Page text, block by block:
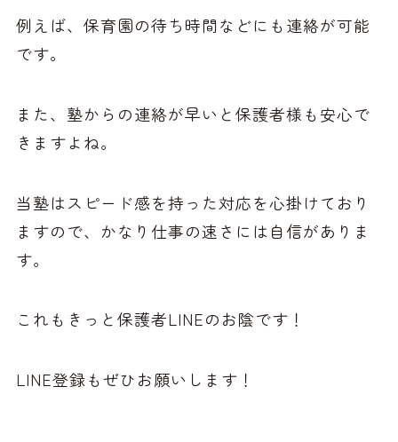
例えば、保育園の待ち時間などにも連絡が可能
です。
また、塾からの連絡が早いと保護者様も安心で
きますよね。
当塾はスピード感を持った対応を心掛けており
ますので、かなり仕事の速さには自信がありま
す。
これもきっと保護者LINEのお陰です！
LINE登録もぜひお願いします！